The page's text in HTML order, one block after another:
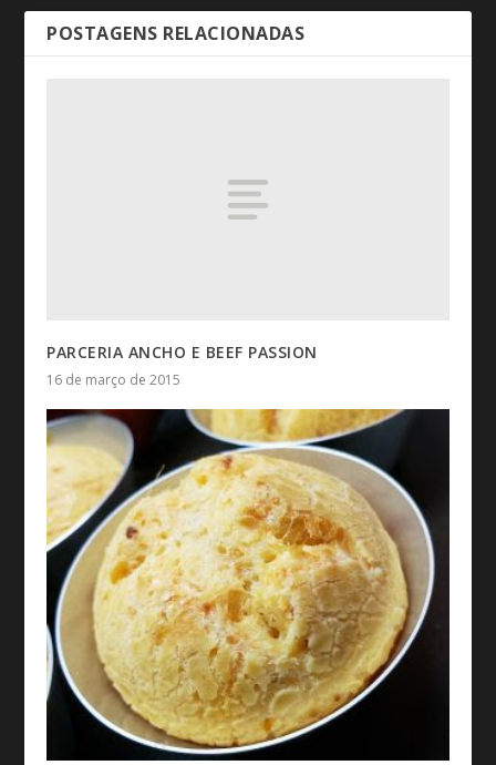
POSTAGENS RELACIONADAS
PARCERIA ANCHO E BEEF PASSION
16 de março de 2015